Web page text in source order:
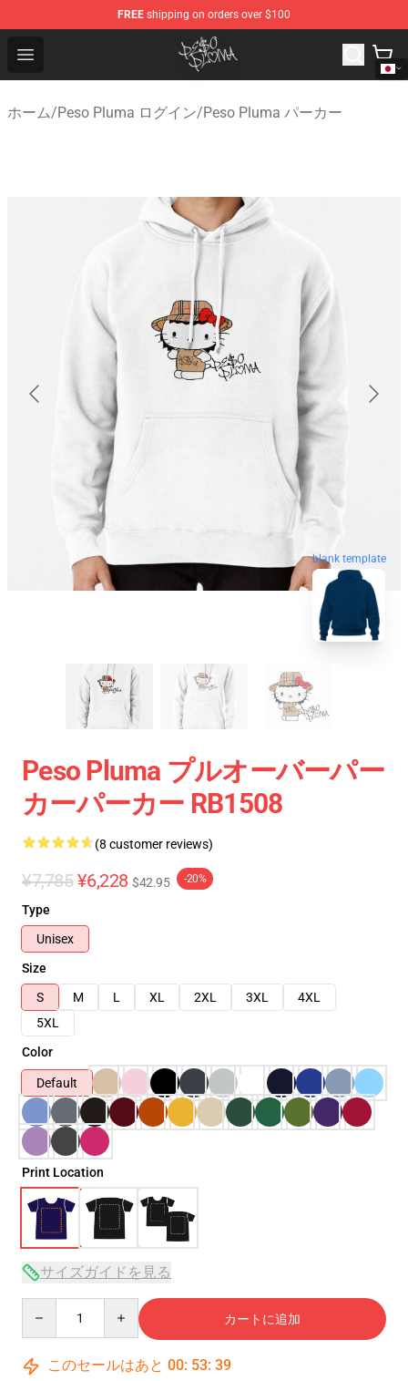
FREE shipping on orders over $100
Open menu
Peso Pluma Store - Official Peso Pluma Merchandise
ホーム/Peso Pluma ログイン/Peso Pluma パーカー
blank template
Peso Pluma プルオーバーパー
カーパーカー RB1508
(8 customer reviews)
¥7,785 ¥6,228 $42.95 -20%
Type
Unisex
Size
S
M L XL 2XL 3XL
4XL
5XL
Color
Default
Print Location
サイズガイドを見る
カートに追加
このセールはあと 00: 53: 38